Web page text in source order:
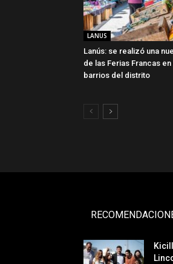
LANUS
Lanús: se realizó una
de las Ferias Francas
barrios del distrito